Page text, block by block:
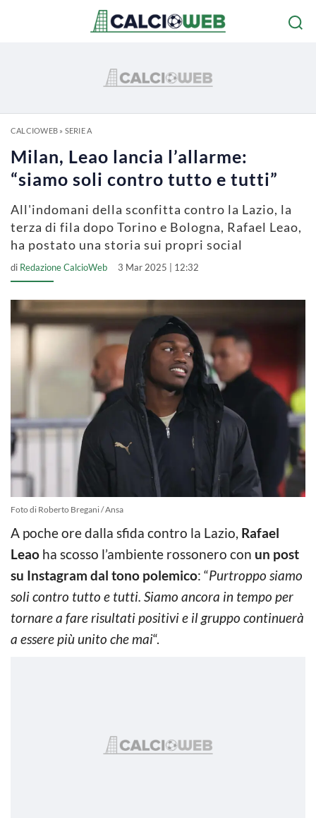
CALCIOWEB» SERIE A
Milan, Leao lancia l’allarme:
“siamo soli contro tutto e tutti”
All'indomani della sconfitta contro la Lazio, la
terza di fila dopo Torino e Bologna, Rafael Leao,
ha postato una storia sui propri social
di Redazione CalcioWeb 3 Mar 2025 | 12:32
Foto di Roberto Bregani / Ansa
A poche ore dalla sfida contro la Lazio, Rafael
Leao ha scosso l’ambiente rossonero con un post
su Instagram dal tono polemico: “Purtroppo siamo
soli contro tutto e tutti. Siamo ancora in tempo per
tornare a fare risultati positivi e il gruppo continuerà
a essere più unito che mai“.